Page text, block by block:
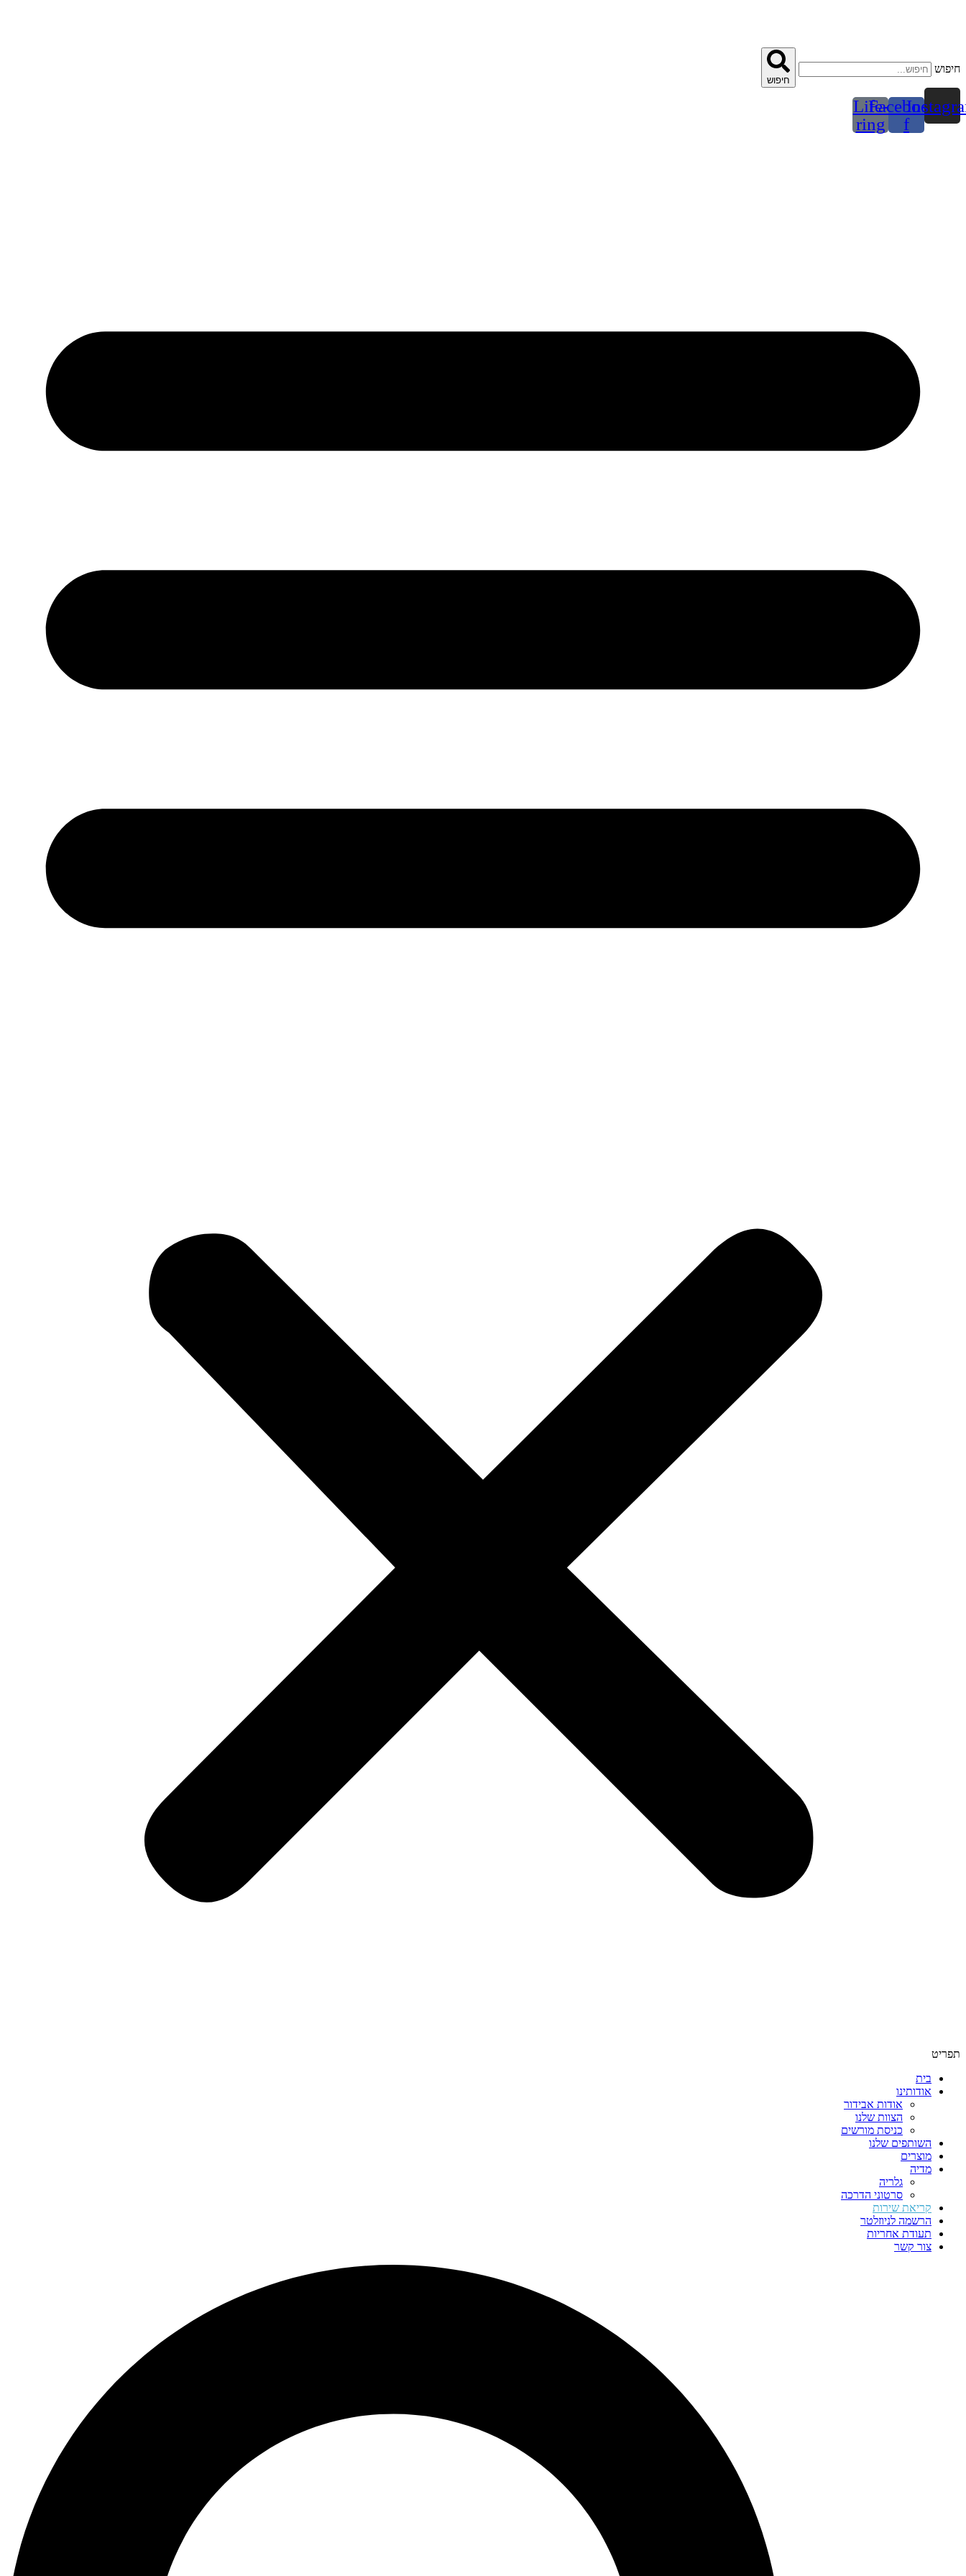
חיפוש
חיפוש
Facebook-
f
Life-
ring
תפריט
בית
אודותינו
אודות אבידור
הצוות שלנו
כניסת מורשים
השותפים שלנו
מוצרים
מדיה
גלריה
סרטוני הדרכה
קריאת שירות
הרשמה לניוזלטר
תעודת אחריות
צור קשר